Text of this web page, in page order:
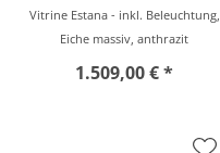
Vitrine Estana - inkl. Beleuchtung,
Eiche massiv, anthrazit
1.509,00 € *